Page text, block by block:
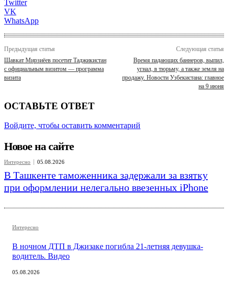
Twitter
VK
WhatsApp
Предыдущая статья
Шавкат Мирзиёев посетит Таджикистан
с официальным визитом — программа
визита
Следующая статья
Время падающих баннеров, выпил,
угнал, в тюрьму, а также земля на
продажу. Новости Узбекистана: главное
на 9 июня
ОСТАВЬТЕ ОТВЕТ
Войдите, чтобы оставить комментарий
Новое на сайте
Интересно 05.08.2026
В Ташкенте таможенника задержали за взятку
при оформлении нелегально ввезенных iPhone
Интересно
В ночном ДТП в Джизаке погибла 21-летняя девушка-
водитель. Видео
05.08.2026